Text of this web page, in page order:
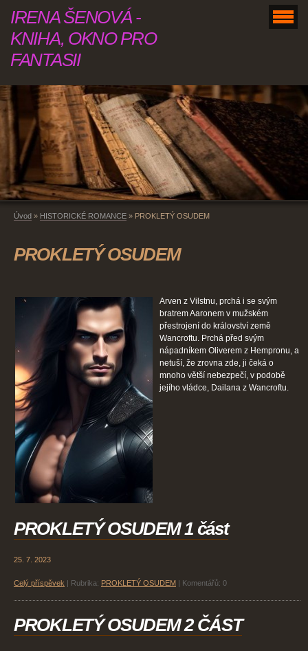
IRENA ŠENOVÁ -
KNIHA, OKNO PRO
FANTASII
Úvod » HISTORICKÉ ROMANCE » PROKLETÝ OSUDEM
PROKLETÝ OSUDEM
Arven z Vilstnu, prchá i se svým
bratrem Aaronem v mužském
přestrojení do království země
Wancroftu. Prchá před svým
nápadníkem Oliverem z Hempronu, a
netuší, že zrovna zde, ji čeká o
mnoho větší nebezpečí, v podobě
jejího vládce, Dailana z Wancroftu.
PROKLETÝ OSUDEM 1 část
25. 7. 2023
Celý příspěvek Rubrika: PROKLETÝ OSUDEM Komentářů: 0
PROKLETÝ OSUDEM 2 ČÁST